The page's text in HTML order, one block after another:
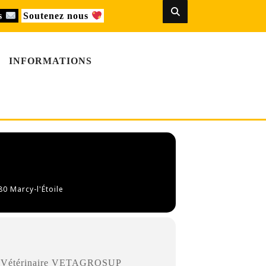
Soutenez nous
INFORMATIONS
Marcy-l'Étoile
VETAGROSUP